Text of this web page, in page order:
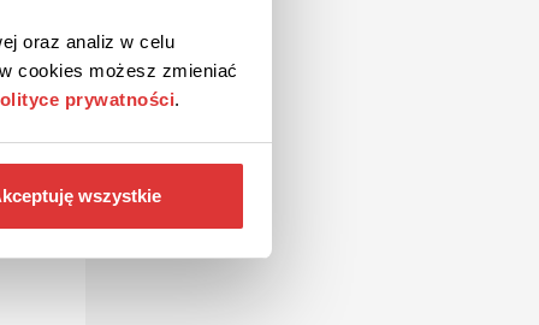
oraz analiz w celu
cookies możesz zmieniać
prywatności.
wszystkie